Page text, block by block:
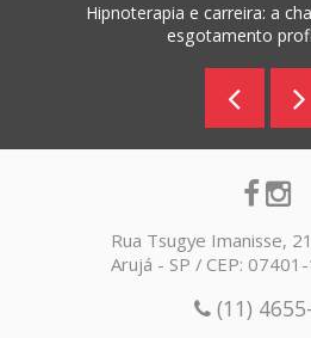
Hipnoterapia e carreira: a
esgotamento
Rua Tsugye Imanisse,
Arujá - SP / CEP:
(11)